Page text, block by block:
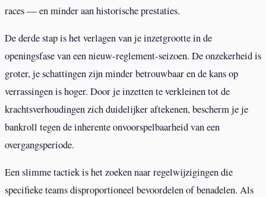
races — en minder aan historische prestaties.
De derde stap is het verlagen van je inzetgrootte in de
openingsfase van een nieuw-reglement-seizoen. De onzekerheid is
groter, je schattingen zijn minder betrouwbaar en de kans op
verrassingen is hoger. Door je inzetten te verkleinen tot de
krachtsverhoudingen zich duidelijker aftekenen, bescherm je je
bankroll tegen de inherente onvoorspelbaarheid van een
overgangsperiode.
Een slimme tactiek is het zoeken naar regelwijzigingen die
specifieke teams disproportioneel bevoordelen of benadelen. Als